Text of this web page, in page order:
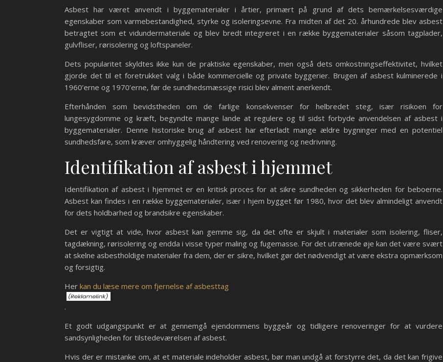
Asbest har været anvendt i byggematerialer i årtier, primært på grund af dets bemærkelsesværdige
egenskaber som varmebestandighed, styrke og isoleringsevne. Fra midten af det 20. århundrede blev asbest
betragtet som et vidundermateriale og blev bredt integreret i en række byggematerialer såsom tagplader,
gulvfliser, rørisolering og loftspaneler.
Dets popularitet skyldtes ikke kun de praktiske egenskaber, men også dets omkostningseffektivitet, hvilket
gjorde det til et foretrukket valg i både kommercielle og private byggerier. Brugen af asbest kulminerede i
1960’erne og 1970’erne, før de sundhedsmæssige risici blev alment anerkendt.
Efterhånden som bevidstheden om de farlige konsekvenser for helbredet steg, især risikoen for
lungesygdomme og kræft, begyndte mange lande at regulere og til sidst forbyde anvendelsen af asbest i
byggematerialer. Denne historiske brug af asbest har efterladt mange ældre bygninger med en potentiel
sundhedsfare, som kræver omhyggelig håndtering ved renovering og nedrivning.
Identifikation af asbest i hjemmet
Identifikation af asbest i hjemmet er en kritisk proces for at sikre sundheden og sikkerheden for beboerne.
Asbest kan findes i en række byggematerialer, især i hjem bygget før 1980, hvor det blev almindeligt anvendt
for dets holdbarhed og brandsikre egenskaber.
Det er vigtigt at vide, hvor asbest kan gemme sig, da det ofte er skjult i materialer som isolering, fliser,
tagdækning, rørisolering og endda i visse typer maling og fugemasse. For det utrænede øje kan det være svært
at skelne asbestholdige materialer fra dem, der er sikre, hvilket gør det nødvendigt at være ekstra opmærksom
og forsigtig.
Her kan du læse mere om fjernelse af asbesttag
.
Et godt udgangspunkt er at gennemgå ejendommens byggeår og tidligere renoveringer for at vurdere
sandsynligheden for tilstedeværelsen af asbest.
Hvis der er mistanke om, at et materiale indeholder asbest, bør man undgå at forstyrre det, da det kan frigive